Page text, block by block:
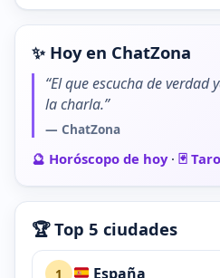
✨ Hoy en ChatZona
“El que escucha de
la charla.”
— ChatZona
🔮 Horóscopo de hoy· 🃏
🏆 Top 5 ciudades
1 España